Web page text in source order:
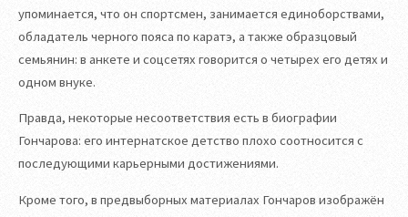
упоминается, что он спортсмен, занимается единоборствами,
обладатель черного пояса по каратэ, а также образцовый
семьянин: в анкете и соцсетях говорится о четырех его детях и
одном внуке.
Правда, некоторые несоответствия есть в биографии
Гончарова: его интернатское детство плохо соотносится с
последующими карьерными достижениями.
Кроме того, в предвыборных материалах Гончаров изображён